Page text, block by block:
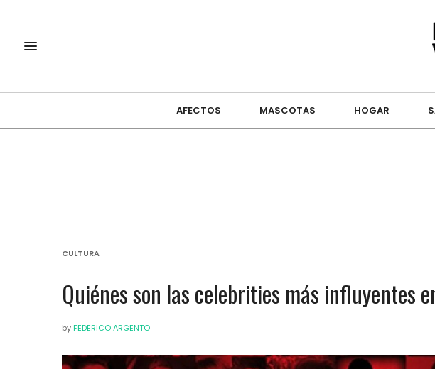
AFECTOS MASCOTAS HOGAR
CULTURA
Quiénes son las celebrities más influyentes
by FEDERICO ARGENTO